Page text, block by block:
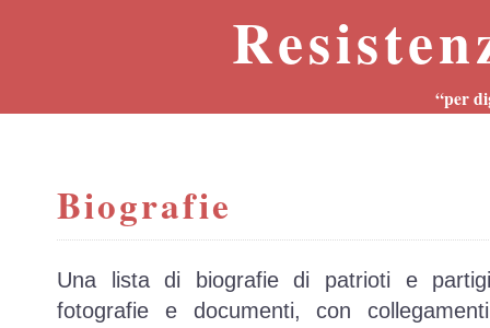
“per
Biografie
Una lista di biografie di patrioti e
fotografie e documenti, con